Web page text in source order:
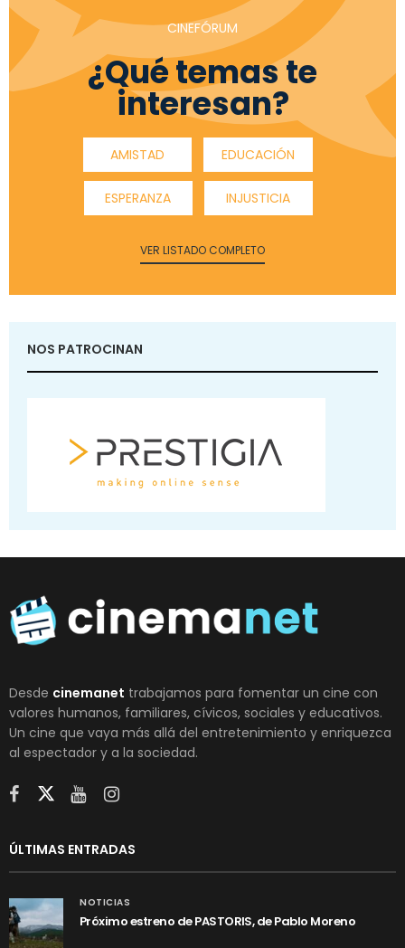
CINEFÓRUM
¿Qué temas te
interesan?
AMISTAD EDUCACIÓN
ESPERANZA INJUSTICIA
VER LISTADO COMPLETO
NOS PATROCINAN
Desde cinemanet trabajamos para fomentar un cine con
valores humanos, familiares, cívicos, sociales y educativos.
Un cine que vaya más allá del entretenimiento y enriquezca
al espectador y a la sociedad.
ÚLTIMAS ENTRADAS
NOTICIAS
Próximo estreno de PASTORIS, de Pablo Moreno